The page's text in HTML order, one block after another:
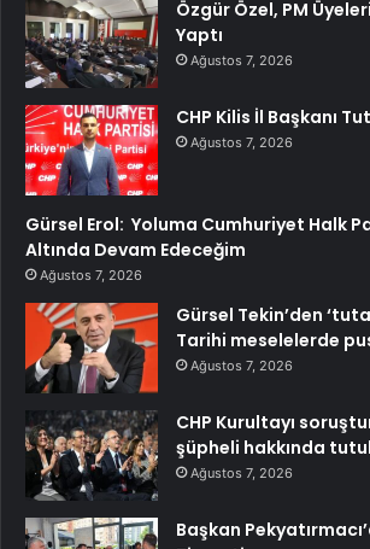
Özgür Özel, PM
Yaptı
Ağustos 7, 2026
CHP Kilis İl Başkanı
Ağustos 7, 2026
Gürsel Erol: Yoluma Cumhuriyet Halk
Altında Devam Edeceğim
Ağustos 7, 2026
Gürsel Tekin’den
Tarihi meselelerde
Ağustos 7, 2026
CHP Kurultayı
şüpheli hakkında
Ağustos 7, 2026
Başkan